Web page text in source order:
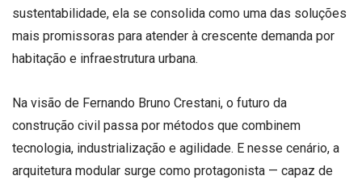
sustentabilidade, ela se consolida como uma das soluções
mais promissoras para atender à crescente demanda por
habitação e infraestrutura urbana.
Na visão de Fernando Bruno Crestani, o futuro da
construção civil passa por métodos que combinem
tecnologia, industrialização e agilidade. E nesse cenário, a
arquitetura modular surge como protagonista — capaz de